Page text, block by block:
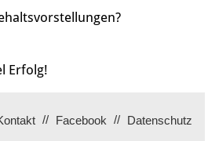
Erfolg!
Facebook Datenschutz